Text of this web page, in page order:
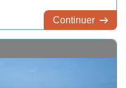
Continuer